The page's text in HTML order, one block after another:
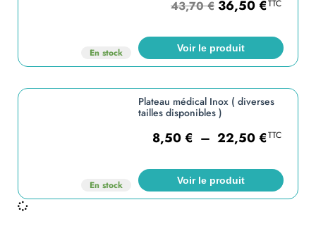
En stock
43,70€ 36,50€TTC
Voir le produit
En stock
Plateau médical Inox ( diverses
tailles disponibles )
8,50€ – 22,50€TTC
Voir le produit